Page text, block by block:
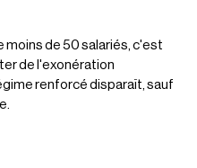
moins de 50 salariés, c'est
de l'exonération
renforcé disparaît, sauf